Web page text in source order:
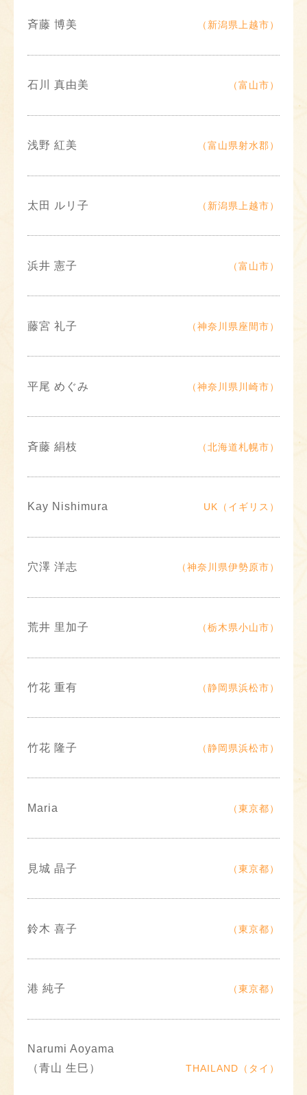
斉藤 博美 （新潟県上越市）
石川 真由美 （富山市）
浅野 紅美 （富山県射水郡）
太田 ルリ子 （新潟県上越市）
浜井 憲子 （富山市）
藤宮 礼子 （神奈川県座間市）
平尾 めぐみ （神奈川県川崎市）
斉藤 絹枝 （北海道札幌市）
Kay Nishimura UK（イギリス）
穴澤 洋志 （神奈川県伊勢原市）
荒井 里加子 （栃木県小山市）
竹花 重有 （静岡県浜松市）
竹花 隆子 （静岡県浜松市）
Maria （東京都）
見城 晶子 （東京都）
鈴木 喜子 （東京都）
港 純子 （東京都）
Narumi Aoyama
（青山 生巳）
THAILAND（タイ）